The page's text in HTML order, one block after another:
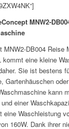
MNW2-
MNW2-DB004 Reise
kommt eine kleine
Sie ist bestens
Gartenhäuschen
kann
einer
eine Waschleistung
160W. Dank ihrer